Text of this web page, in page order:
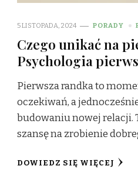
5 LISTOPADA, 2024 PORADY
Czego unikać na
Psychologia
Pierwsza randka to
oczekiwań, a
budowaniu nowej relacji.
szansę na zrobienie
DOWIEDZ SIĘ WIĘCEJ